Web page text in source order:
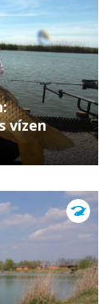
vízen